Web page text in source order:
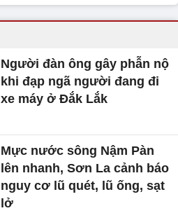
Người đàn ông gây phẫn nộ
khi đạp ngã người đang đi
xe máy ở Đắk Lắk
Mực nước sông Nậm Pàn
lên nhanh, Sơn La cảnh báo
nguy cơ lũ quét, lũ ống, sạt
lở